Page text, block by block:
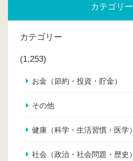
カテゴリー
カテゴリー
(1,253)
お金（節約・投資・貯金）
その他
健康（科学・生活習慣・医学）
社会（政治・社会問題・歴史）